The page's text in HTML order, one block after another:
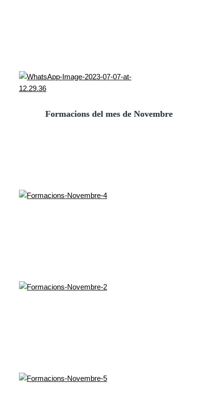
Formacions del mes de Novembre